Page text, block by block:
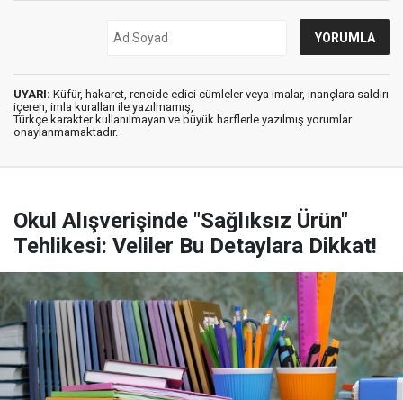
UYARI: Küfür, hakaret, rencide edici cümleler veya imalar, inançlara saldırı
içeren, imla kuralları ile yazılmamış,
Türkçe karakter kullanılmayan ve büyük harflerle yazılmış yorumlar
onaylanmamaktadır.
Okul Alışverişinde "Sağlıksız Ürün"
Tehlikesi: Veliler Bu Detaylara Dikkat!